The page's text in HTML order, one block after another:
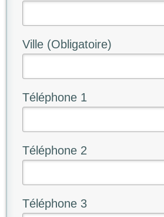
Ville (Obligatoire)
Téléphone 1
Téléphone 2
Téléphone 3